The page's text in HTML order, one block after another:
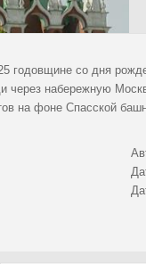
годовщине со дня
через набережную
на фоне Спасской